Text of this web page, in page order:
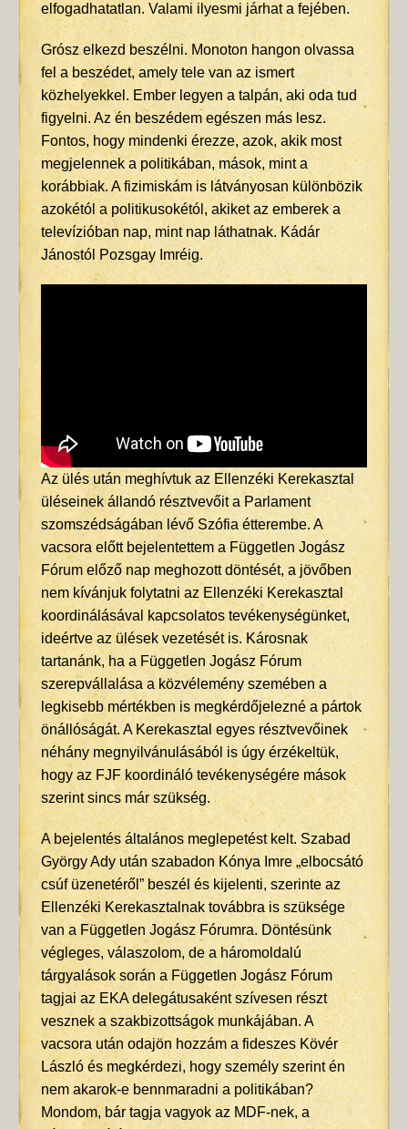
elfogadhatatlan. Valami ilyesmi járhat a fejében.
Grósz elkezd beszélni. Monoton hangon olvassa
fel a beszédet, amely tele van az ismert
közhelyekkel. Ember legyen a talpán, aki oda tud
figyelni. Az én beszédem egészen más lesz.
Fontos, hogy mindenki érezze, azok, akik most
megjelennek a politikában, mások, mint a
korábbiak. A fizimiskám is látványosan különbözik
azokétól a politikusokétól, akiket az emberek a
televízióban nap, mint nap láthatnak. Kádár
Jánostól Pozsgay Imréig.
Az ülés után meghívtuk az Ellenzéki Kerekasztal
üléseinek állandó résztvevőit a Parlament
szomszédságában lévő Szófia étterembe. A
vacsora előtt bejelentettem a Független Jogász
Fórum előző nap meghozott döntését, a jövőben
nem kívánjuk folytatni az Ellenzéki Kerekasztal
koordinálásával kapcsolatos tevékenységünket,
ideértve az ülések vezetését is. Károsnak
tartanánk, ha a Független Jogász Fórum
szerepvállalása a közvélemény szemében a
legkisebb mértékben is megkérdőjelezné a pártok
önállóságát. A Kerekasztal egyes résztvevőinek
néhány megnyilvánulásából is úgy érzékeltük,
hogy az FJF koordináló tevékenységére mások
szerint sincs már szükség.
A bejelentés általános meglepetést kelt. Szabad
György Ady után szabadon Kónya Imre „elbocsátó
csúf üzenetéről” beszél és kijelenti, szerinte az
Ellenzéki Kerekasztalnak továbbra is szüksége
van a Független Jogász Fórumra. Döntésünk
végleges, válaszolom, de a háromoldalú
tárgyalások során a Független Jogász Fórum
tagjai az EKA delegátusaként szívesen részt
vesznek a szakbizottságok munkájában. A
vacsora után odajön hozzám a fideszes Kövér
László és megkérdezi, hogy személy szerint én
nem akarok-e bennmaradni a politikában?
Mondom, bár tagja vagyok az MDF-nek, a